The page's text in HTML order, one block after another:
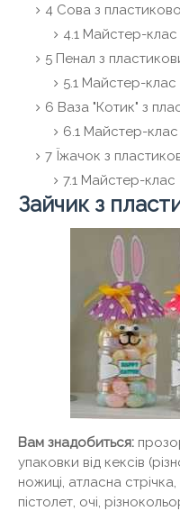
4 Сова з
4.1 Майстер-клас
5 Пенал з
5.1 Майстер-клас
6 Ваза "Котик" з
6.1 Майстер-клас
7 Їжачок з
7.1 Майстер-клас
Зайчик з
Вам знадобиться:
упаковки від кексів
ножиці, атласна
пістолет, очі,